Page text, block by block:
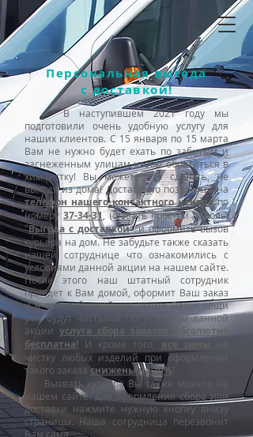
Персональная выгода
с доставкой!
В наступившем 2021 году мы
подготовили очень удобную услугу для
наших клиентов. С 15 января по 15 марта
Вам не нужно будет ехать по забитым и
заснеженным улицам чтобы обратиться в
химчистку! Вы можете это сделать, не
выходя из дома! Достаточно позвонить на
телефон нашего контактного центрапо
номеру 37-34-31, назвать простой пароль:
"Выгода с доставкой" и оформить вызов
курьера на дом. Не забудьте также сказать
нашей сотруднице что ознакомились с
условиями данной акции на нашем сайте.
После этого наш штатный сотрудник
приедет к Вам домой, оформит Ваш заказ
и в самое ближайшее время Ваши вещи
уже будут чистыми! По условиям данной
акции услуга сбора заказов абсолютно
бесплатна! И кроме того, все цены
чистку любых изделий при оформлении
такого заказаснижены на 20%!
Вызвать курьера Вы также можете на
нашем сайте. Для оформления сбора или
доставки нажмите нужную кнопку внизу
страницы. Наша сотрудница перезвонит
Вам сама.